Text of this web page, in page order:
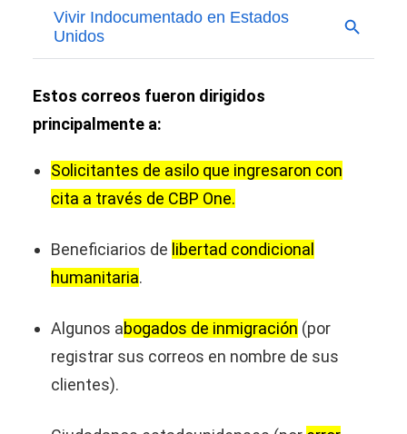
Estos correos fueron dirigidos
principalmente a:
Solicitantes de asilo que ingresaron con
cita a través de CBP One.
Beneficiarios de libertad condicional
humanitaria.
Algunos abogados de inmigración (por
registrar sus correos en nombre de sus
clientes).